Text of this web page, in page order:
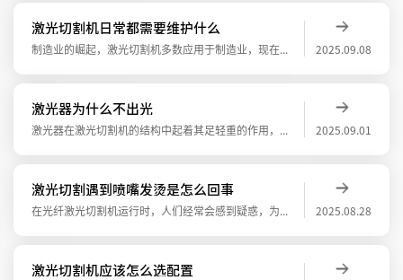
激光切割机日常都需要维护什么
制造业的崛起，激光切割机多数应用于制造业，现在也逐渐普及应用到其他的行业中，许多购买激光切割机的老板肯定会问，激光切割机日常都需要维护什么？那么今天骏屹激光的小编就给大家慢慢道来。清洁与除尘机床台面/齿床： 清除切割产生的金属碎屑、 2025.09.08
激光器为什么不出光
激光器在激光切割机的结构中起着其足轻重的作用，毕竟被大家称为切割机的三件套，激光器就是其中的一个核心的配置，激光器发射出的激光，经光路系统，聚焦成高功率密度的激光束。激光束照射到工件表面，使工件达到熔点或沸点，同时与光束同轴的高压气 2025.09.01
激光切割遇到喷嘴发烫是怎么回事
在光纤激光切割机运行时，人们经常会感到疑惑，为什么刚开始切割时断面很光滑，但随着时间的推移，断面效果越来越差，这是为什么呢？ 长期切割容易造成切割喷嘴过热，造成电容值异常和喷嘴变形，导致切割不稳定，如开始切割良 2025.08.28
激光切割机应该怎么选配置